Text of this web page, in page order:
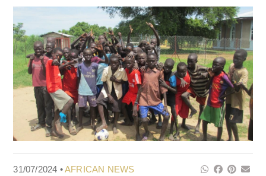
31/07/2024 •AFRICAN NEWS